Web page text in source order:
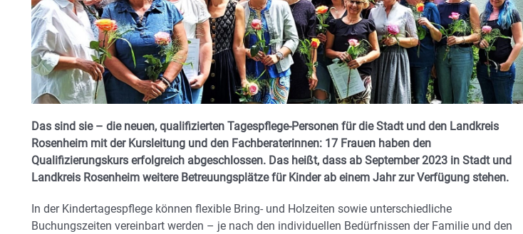
Das sind sie – die neuen, qualifizierten Tagespflege-Personen für die Stadt und den Landkreis
Rosenheim mit der Kursleitung und den Fachberaterinnen: 17 Frauen haben den
Qualifizierungskurs erfolgreich abgeschlossen. Das heißt, dass ab September 2023 in Stadt und
Landkreis Rosenheim weitere Betreuungsplätze für Kinder ab einem Jahr zur Verfügung stehen.
In der Kindertagespflege können flexible Bring- und Holzeiten sowie unterschiedliche
Buchungszeiten vereinbart werden – je nach den individuellen Bedürfnissen der Familie und den